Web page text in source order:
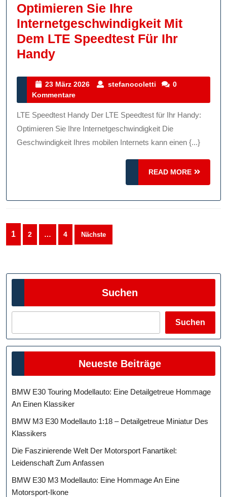
Optimieren Sie Ihre
Internetgeschwindigkeit Mit
Dem LTE Speedtest Für Ihr
HandyOptimieren
Ihre
Internetgeschwindigkeit
Mit
Dem
LTE
Handy
23 März 2026
23
2026
stefanocoletti stefanocoletti
0
Kommentare
LTE Speedtest Handy Der LTE Speedtest für Ihr Handy:
Optimieren Sie Ihre Internetgeschwindigkeit Die
Geschwindigkeit Ihres mobilen Internets kann einen {...}
READ MORE
READ
MORE
Seitennummerierung
der
1 2 … 4 Nächste
Suchen
Suchen
Neueste Beiträge
BMW E30 Touring Modellauto: Eine Detailgetreue Hommage
An Einen Klassiker
BMW M3 E30 Modellauto 1:18 – Detailgetreue Miniatur Des
Klassikers
Die Faszinierende Welt Der Motorsport Fanartikel:
Leidenschaft Zum Anfassen
BMW E30 M3 Modellauto: Eine Hommage An Eine
Motorsport-Ikone